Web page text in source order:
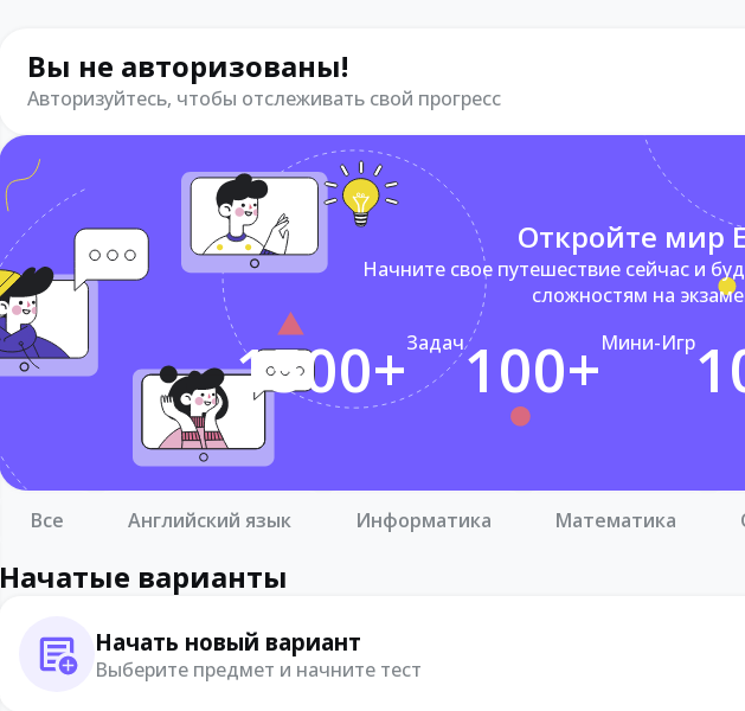
Вы не авторизованы!
Авторизуйтесь, чтобы отслеживать свой прогресс
Откройте мир
Начните свое путешествие сейчас и
сложностям на
1500+Задач100+Мини-Игр
Все Английский язык Информатика Математика
Начатые варианты
Начать новый вариант
Выберите предмет и начните тест